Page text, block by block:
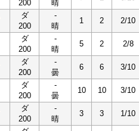
200
晴
ダ
200
-
晴
1 2 2/10
ダ
200
-
晴
5 2 2/8
ダ
200
-
曇
6 6 3/10
ダ
200
-
曇
10 10 3/10
ダ
200
-
晴
3 3 1/10